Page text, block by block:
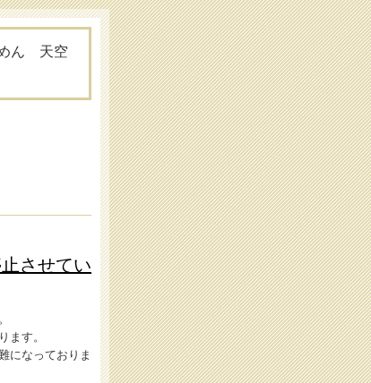
ん 天空
させてい
ます。
になっておりま